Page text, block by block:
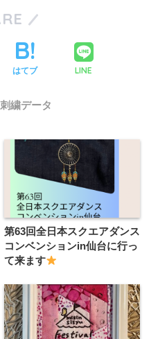
はてブ LINE
繍データ
第63回全日本スクエアダンス
コンベンションin仙台に行っ
て来ます